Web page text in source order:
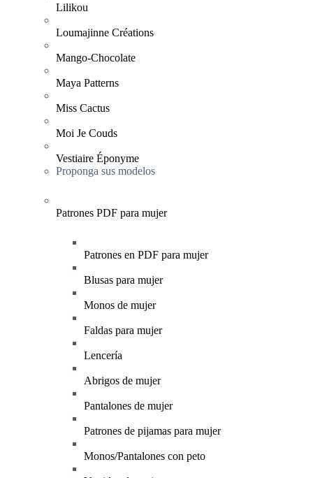
Lilikou
Loumajinne Créations
Mango-Chocolate
Maya Patterns
Miss Cactus
Moi Je Couds
Vestiaire Éponyme
Proponga sus modelos
Patrones PDF para mujer
Patrones en PDF para mujer
Blusas para mujer
Monos de mujer
Faldas para mujer
Lencería
Abrigos de mujer
Pantalones de mujer
Patrones de pijamas para mujer
Monos/Pantalones con peto